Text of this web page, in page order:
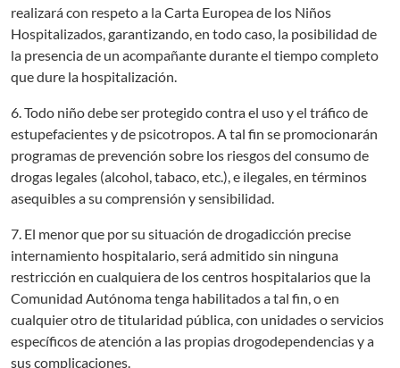
realizará con respeto a la Carta Europea de los Niños
Hospitalizados, garantizando, en todo caso, la posibilidad de
la presencia de un acompañante durante el tiempo completo
que dure la hospitalización.
6. Todo niño debe ser protegido contra el uso y el tráfico de
estupefacientes y de psicotropos. A tal fin se promocionarán
programas de prevención sobre los riesgos del consumo de
drogas legales (alcohol, tabaco, etc.), e ilegales, en términos
asequibles a su comprensión y sensibilidad.
7. El menor que por su situación de drogadicción precise
internamiento hospitalario, será admitido sin ninguna
restricción en cualquiera de los centros hospitalarios que la
Comunidad Autónoma tenga habilitados a tal fin, o en
cualquier otro de titularidad pública, con unidades o servicios
específicos de atención a las propias drogodependencias y a
sus complicaciones.